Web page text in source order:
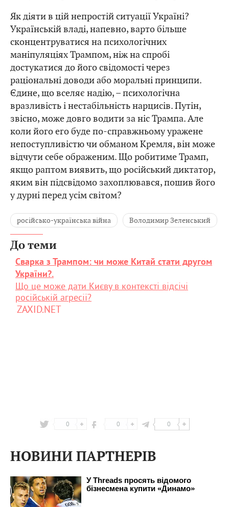
Як діяти в цій непростій ситуації Україні?
Українській владі, напевно, варто більше
сконцентруватися на психологічних
маніпуляціях Трампом, ніж на спробі
достукатися до його свідомості через
раціональні доводи або моральні принципи.
Єдине, що вселяє надію, – психологічна
вразливість і нестабільність нарцисів. Путін,
звісно, може довго водити за ніс Трампа. Але
коли його его буде по-справжньому уражене
непоступливістю чи обманом Кремля, він може
відчути себе ображеним. Що робитиме Трамп,
якщо раптом виявить, що російський диктатор,
яким він підсвідомо захоплювався, пошив його
у дурні перед усім світом?
російсько-українська війна Володимир Зеленський
До теми
Сварка з Трампом: чи може Китай стати другом
України?.
Що це може дати Києву в контексті відсічі
російській агресії?
ZAXID.NET
0 0 0
НОВИНИ ПАРТНЕРІВ